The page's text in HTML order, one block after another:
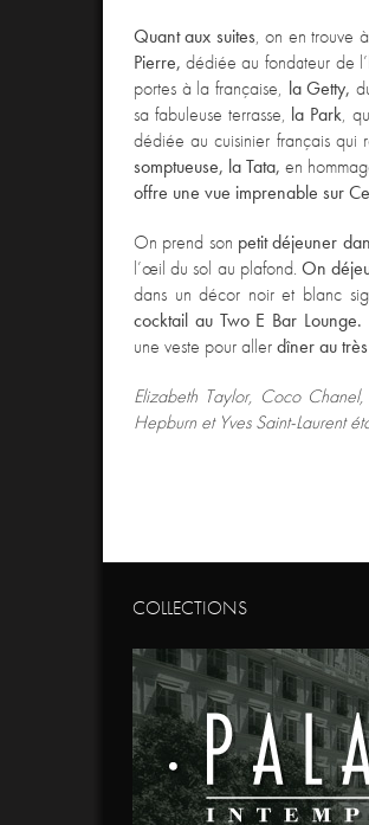
Quant aux suites, on en trouve
Pierre, dédiée au fondateur de
portes à la française, la Getty,
sa fabuleuse terrasse, la Park,
dédiée au cuisinier français qui
somptueuse, la Tata, en
offre une vue imprenable sur
On prend son petit déjeuner
l’œil du sol au plafond.On
dans un décor noir et blanc
cocktail au Two E Bar Lounge.
une veste pour allerdîner au
Elizabeth Taylor, Coco
Hepburn et Yves Saint-Laurent
COLLECTIONS